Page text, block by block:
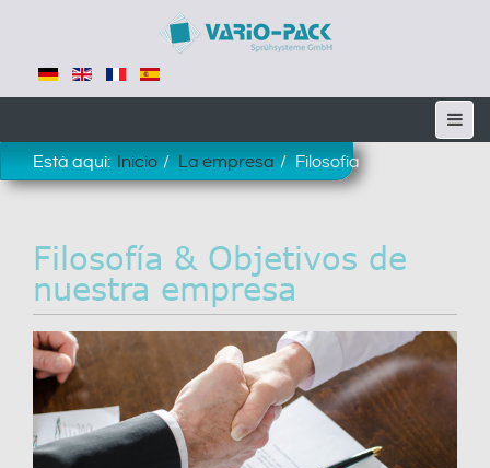
Está aquí: Inicio La empresa Filosofía
Filosofía & Objetivos de
nuestra empresa